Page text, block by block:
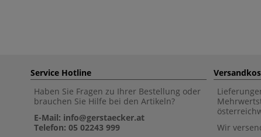
Service Hotline
Haben Sie Fragen zu Ihrer Bestellung oder
brauchen Sie Hilfe bei den Artikeln?
E-Mail: info@gerstaecker.at
Telefon: 05 02243 999
Wir